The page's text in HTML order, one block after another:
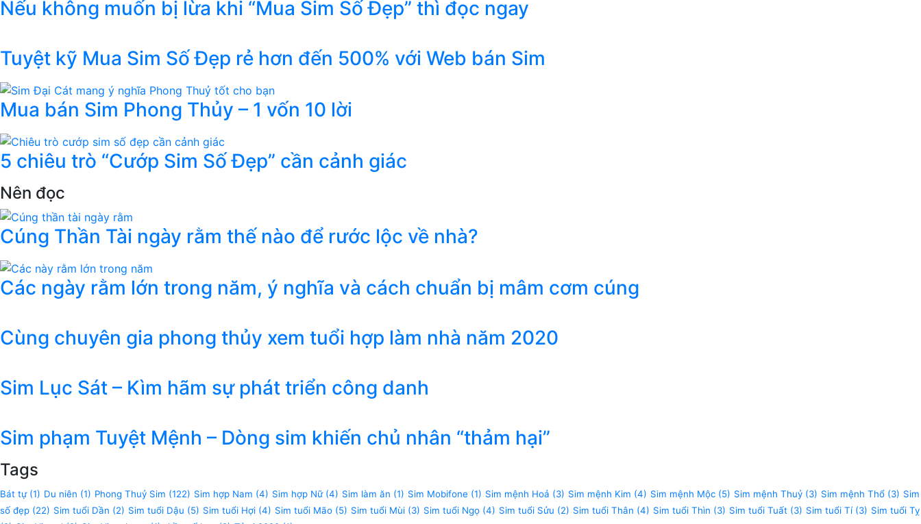
Nếu không muốn bị lừa khi “Mua Sim Số Đẹp” thì đọc ngay
Tuyệt kỹ Mua Sim Số Đẹp rẻ hơn đến 500% với Web bán Sim
Mua bán Sim Phong Thủy – 1 vốn 10 lời
5 chiêu trò “Cướp Sim Số Đẹp” cần cảnh giác
Nên đọc
Cúng Thần Tài ngày rằm thế nào để rước lộc về nhà?
Các ngày rằm lớn trong năm, ý nghĩa và cách chuẩn bị mâm cơm cúng
Cùng chuyên gia phong thủy xem tuổi hợp làm nhà năm 2020
Sim Lục Sát – Kìm hãm sự phát triển công danh
Sim phạm Tuyệt Mệnh – Dòng sim khiến chủ nhân “thảm hại”
Tags
Bát tự(1) Du niên (1) Phong Thuỷ Sim (122) Sim hợp Nam (4) Sim hợp Nữ(4) Sim làm ăn (1) Sim Mobifone (1) Sim mệnh Hoả (3) Sim mệnh Kim (4) Sim mệnh Mộc (5) Sim mệnh Thuỷ (3) Sim mệnh Thổ (3) Sim
số đẹp (22) Sim tuổi Dần (2) Sim tuổi Dậu (5) Sim tuổi Hợi (4) Sim tuổi Mão (5) Sim tuổi Mùi (3) Sim tuổi Ngọ (4) Sim tuổi Sửu (2) Sim tuổi Thân (4) Sim tuổi Thìn (3) Sim tuổi Tuất (3) Sim tuổi Tí(3) Sim tuổi Tỵ